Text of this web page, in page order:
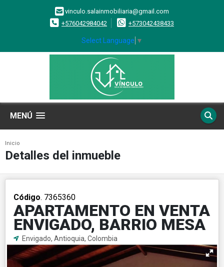
vinculo.salainmobiliaria@gmail.com
+576042984042
+573042438433
Select Language ▼
MENÚ
Inicio
Detalles del inmueble
Código. 7365360
APARTAMENTO EN VENTA
ENVIGADO, BARRIO MESA
Envigado, Antioquia, Colombia